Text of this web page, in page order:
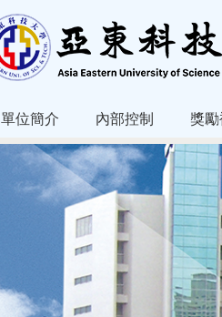
單位簡介 內部控制 獎勵